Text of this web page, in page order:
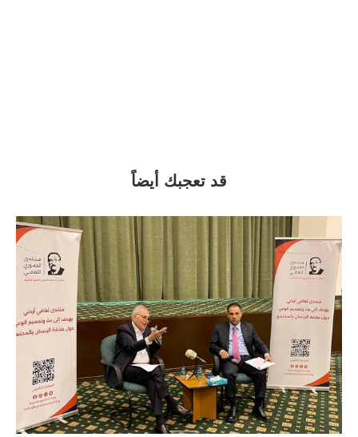
قد تعجبك أيضاً